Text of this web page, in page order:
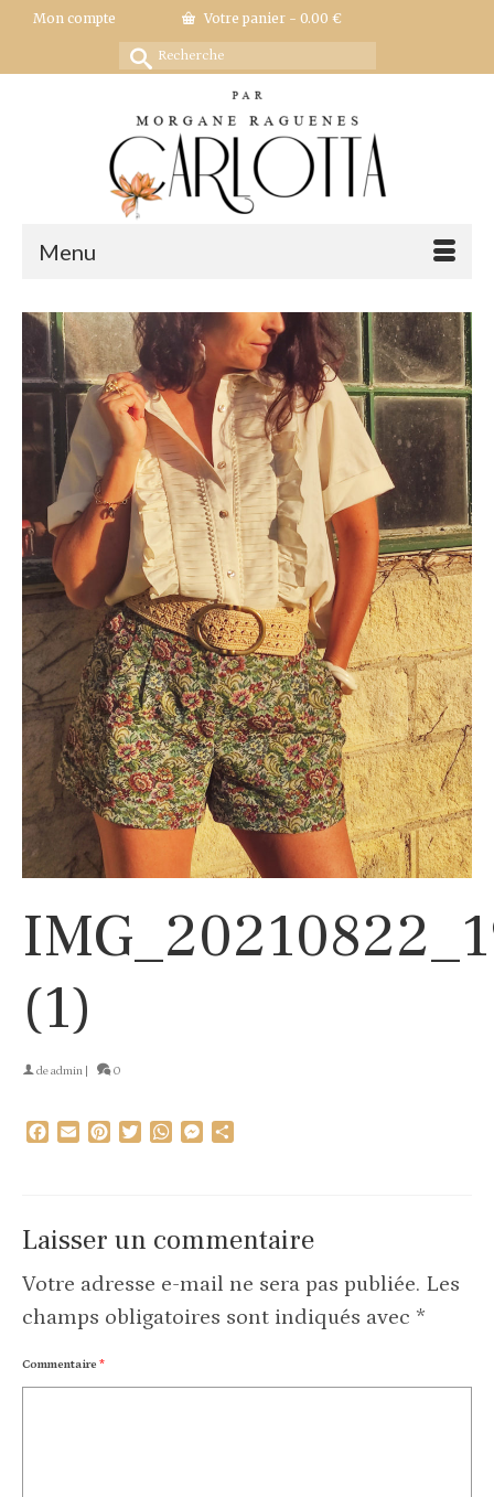
Mon compte Votre panier - 0.00 €
Rechercher :
Menu
(1)
deadmin 0
Facebook
EmailPinterestTwitterWhatsAppMessenger
Laisser un commentaire
Votre adresse e-mail ne sera pas publiée. Les
champs obligatoires sont indiqués avec *
Commentaire *